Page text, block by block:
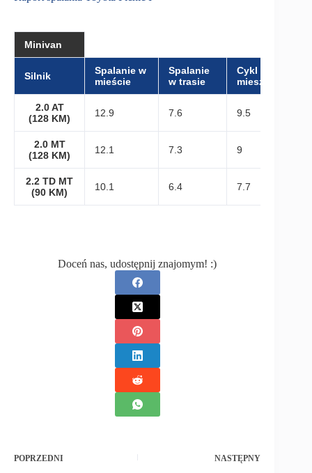
Minivan
Silnik
Spalanie w
mieście
Spalanie
w trasie
Cykl
mieszany
2.0 AT
(128 KM)
12.9 7.6 9.5
2.0 MT
(128 KM)
12.1 7.3 9
2.2 TD MT
(90 KM)
10.1 6.4 7.7
Doceń nas, udostępnij znajomym! :)
POPRZEDNI NASTĘPNY